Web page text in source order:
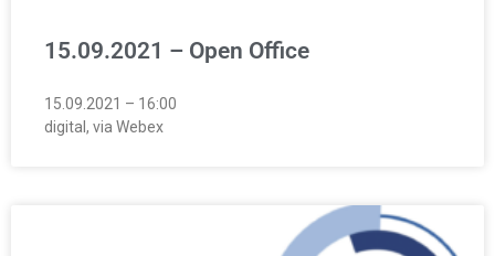
15.09.2021 – Open Office
15.09.2021 – 16:00
digital, via Webex